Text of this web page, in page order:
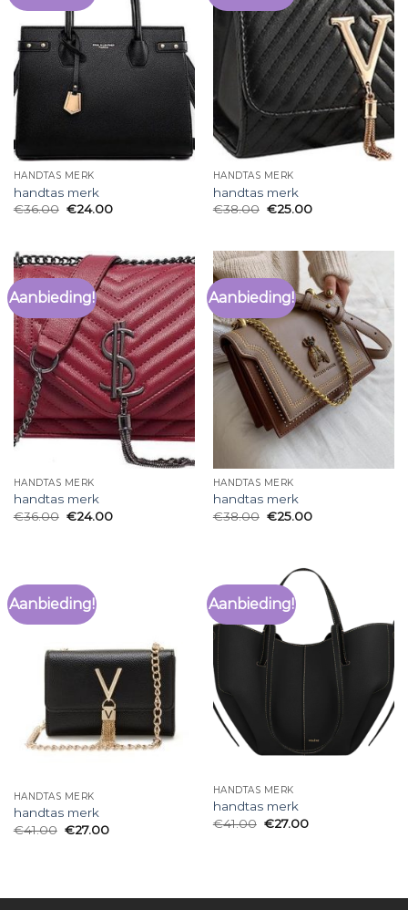
HANDTAS MERK
handtas merk
€36.00 €24.00
HANDTAS MERK
handtas merk
€38.00 €25.00
Aanbieding!
HANDTAS MERK
handtas merk
€36.00 €24.00
Aanbieding!
HANDTAS MERK
handtas merk
€38.00 €25.00
Aanbieding!
HANDTAS MERK
handtas merk
€41.00 €27.00
Aanbieding!
HANDTAS MERK
handtas merk
€41.00 €27.00